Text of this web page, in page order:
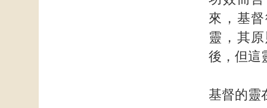
來，基
靈，其
後，但這
基督的靈